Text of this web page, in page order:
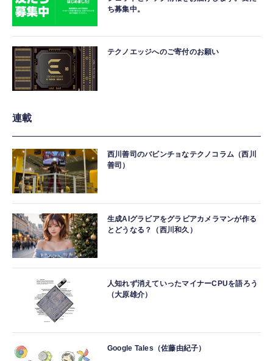
ち募集中。
テクノエッジへのご寄付のお願い
連載
西川善司のバビンチョなテクノコラム（西川
善司）
生成AIグラビアをグラビアカメラマンが作る
とどうなる？（西川和久）
人知れず消えていったマイナーCPUを語ろう
（大原雄介）
Google Tales（佐藤由紀子）